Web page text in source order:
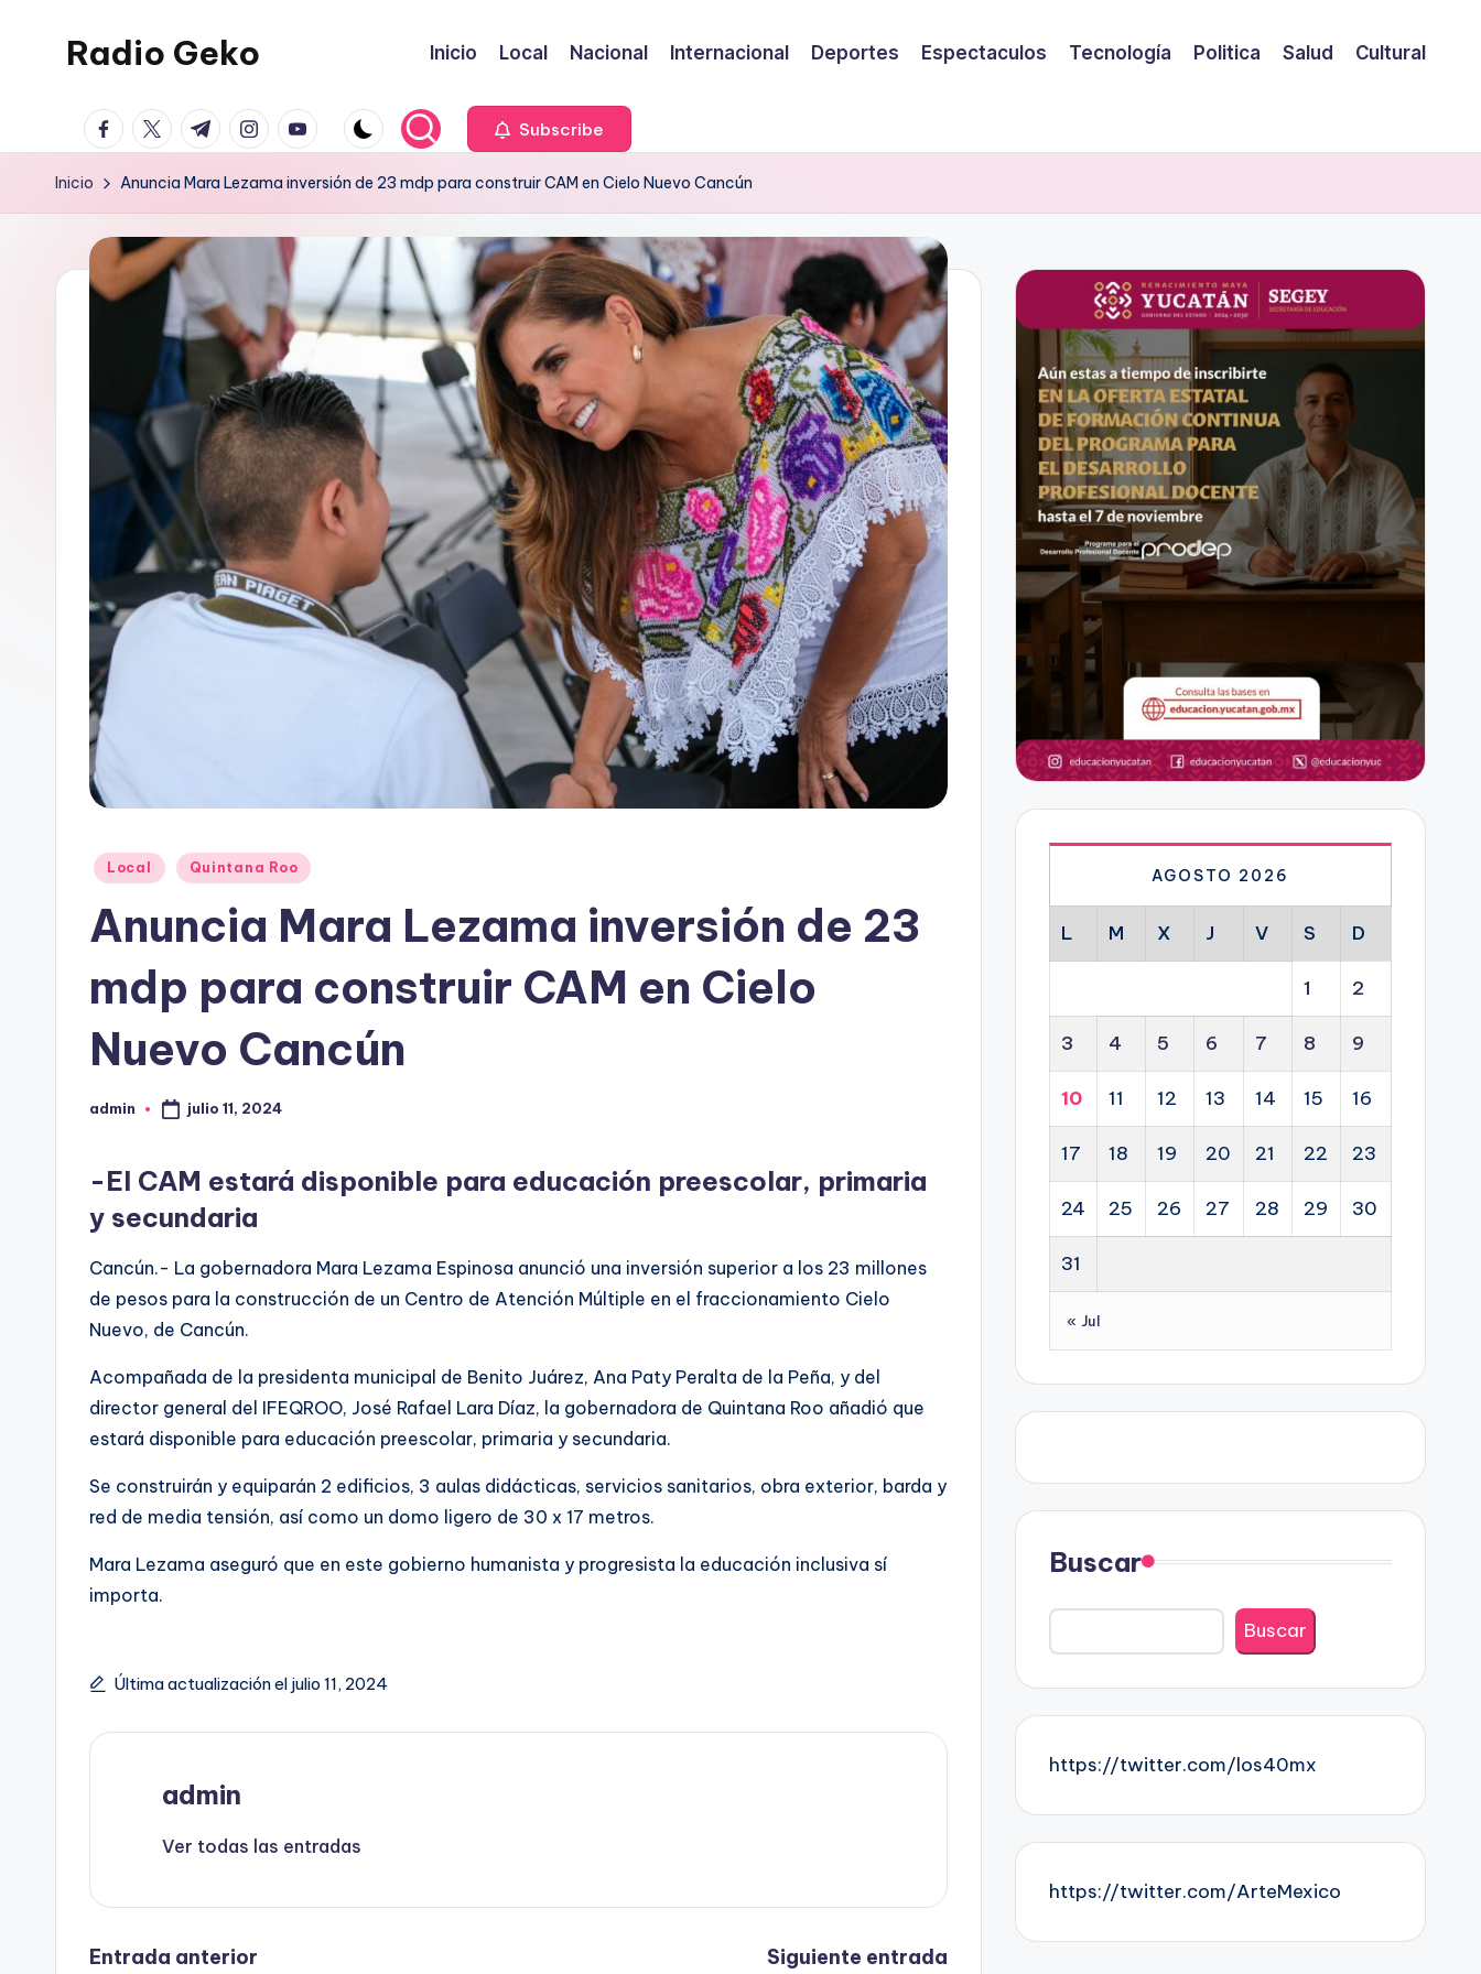
contenido
Radio Geko
Geko
Inicio Local Nacional Internacional Deportes Espectaculos Tecnología Politica Salud Cultural
facebook.com
twitter.com
t.me instagram.com
youtube.com Subscribe
Inicio Anuncia Mara Lezama inversión de 23 mdp para construir CAM en Cielo Nuevo Cancún
Publicado
Local Quintana Roo
Anuncia Mara Lezama inversión de 23
mdp para construir CAM en Cielo
Nuevo Cancún
Publicado
admin julio 11, 2024
-El CAM estará disponible para educación preescolar, primaria
y secundaria
Cancún.- La gobernadora Mara Lezama Espinosa anunció una inversión superior a los 23 millones
de pesos para la construcción de un Centro de Atención Múltiple en el fraccionamiento Cielo
Nuevo, de Cancún.
Acompañada de la presidenta municipal de Benito Juárez, Ana Paty Peralta de la Peña, y del
director general del IFEQROO, José Rafael Lara Díaz, la gobernadora de Quintana Roo añadió que
estará disponible para educación preescolar, primaria y secundaria.
Se construirán y equiparán 2 edificios, 3 aulas didácticas, servicios sanitarios, obra exterior, barda y
red de media tensión, así como un domo ligero de 30 x 17 metros.
Mara Lezama aseguró que en este gobierno humanista y progresista la educación inclusiva sí
importa.
Última actualización el julio 11, 2024
admin
Ver todas las entradas
Entrada anterior Siguiente entrada
AGOSTO 2026
L M X J V S D
1 2
3 4 5 6 7 8 9
10 11 12 13 14 15 16
17 18 19 20 21 22 23
24 25 26 27 28 29 30
31
« Jul
Buscar
Buscar
https://twitter.com/los40mx
https://twitter.com/ArteMexico